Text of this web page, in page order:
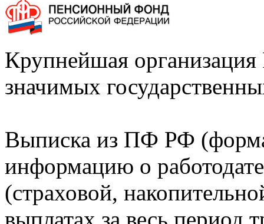
Крупнейшая
значимых
Выписка из ПФ РФ
информацию о
(страховой,
выплатах за весь период